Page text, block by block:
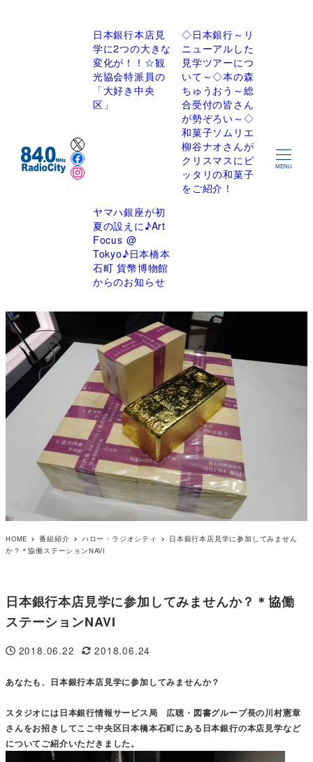
X
Facebook
Instagram
日本銀行本店見
学に2つの大きな
変化が！！☆観
光協会特派員の
「大好き中央
区」
◇日本銀行～リ
ニューアルした
見学ツアーにつ
いて～◇本の森
ちゅうおう～総
合受付の皆さん
が勢ぞろい～◇
和菓子ソムリエ
柳谷ナオさんが
クリスマスにピ
ッタリの和菓子
をご紹介！
ヤマハ銀座が初
夏の設えに♪Art
Focus @
Tokyo♪日本橋本
石町 貨幣博物館
からのお知らせ
MENU
HOME 番組紹介 ハロー・ラジオシティ
日本銀行本店見学に参加してみません
か？＊協働ステーションNAVI
日本銀行本店見学に参加してみませんか？＊協働
ステーションNAVI
投稿日
2018.06.22
更新日
2018.06.24
あなたも、日本銀行本店見学に参加してみませんか？
スタジオには日本銀行情報サービス局 広聴・図書グループ長の川村憲章
さんをお招きしてここ中央区日本橋本石町にある日本銀行の本店見学など
についてご紹介いただきました。